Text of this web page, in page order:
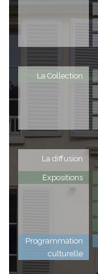
La Collection
La diffusion
Expositions
Programmation
culturelle